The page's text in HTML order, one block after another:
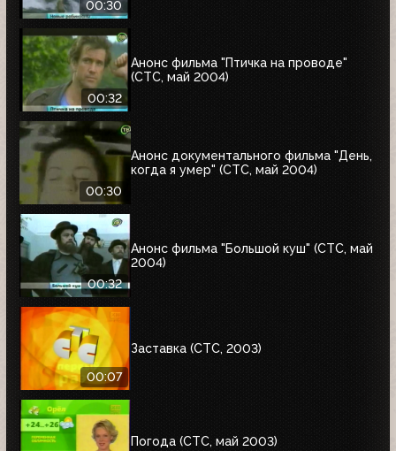
00:30
00:32
Анонс фильма "Птичка на проводе"
(СТС, май 2004)
00:30
Анонс документального фильма "День,
когда я умер" (СТС, май 2004)
00:32
Анонс фильма "Большой куш" (СТС, май
2004)
00:07
Заставка (СТС, 2003)
Погода (СТС, май 2003)